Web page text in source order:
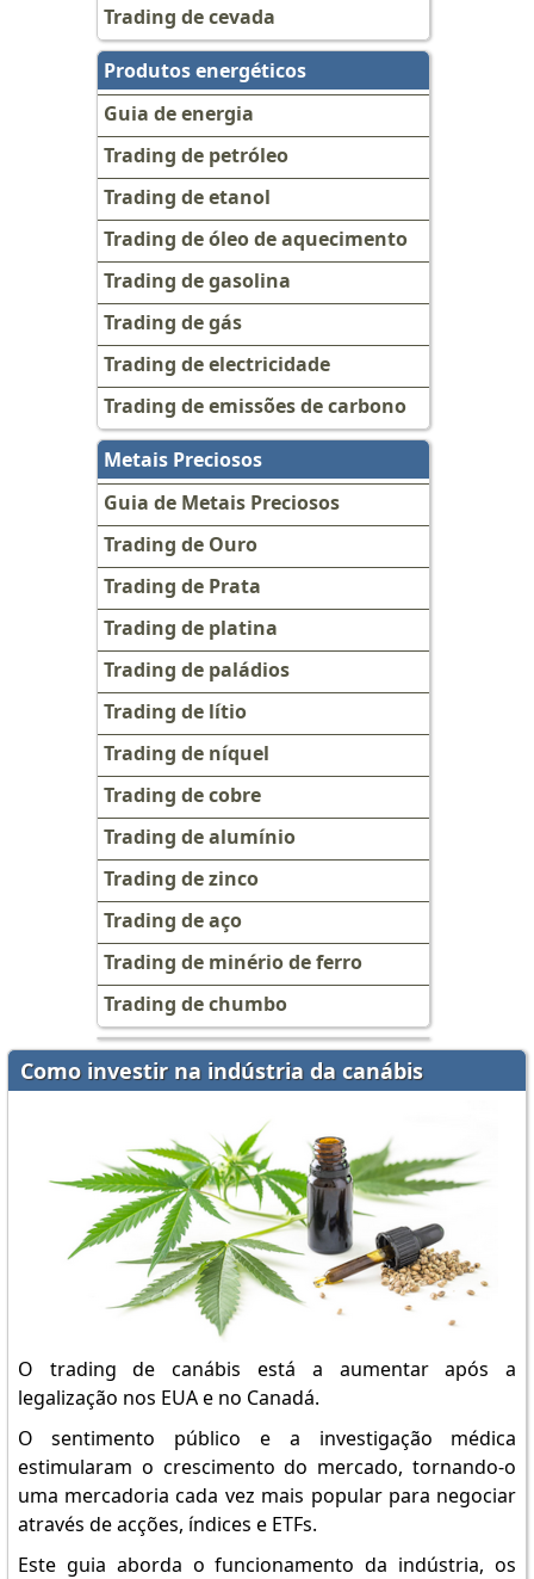
Trading de cevada
Produtos energéticos
Guia de energia
Trading de petróleo
Trading de etanol
Trading de óleo de aquecimento
Trading de gasolina
Trading de gás
Trading de electricidade
Trading de emissões de carbono
Metais Preciosos
Guia de Metais Preciosos
Trading de Ouro
Trading de Prata
Trading de platina
Trading de paládios
Trading de lítio
Trading de níquel
Trading de cobre
Trading de alumínio
Trading de zinco
Trading de aço
Trading de minério de ferro
Trading de chumbo
Como investir na indústria da canábis
O trading de canábis está a aumentar após a
legalização nos EUA e no Canadá.
O sentimento público e a investigação médica
estimularam o crescimento do mercado, tornando-o
uma mercadoria cada vez mais popular para negociar
através de acções, índices e ETFs.
Este guia aborda o funcionamento da indústria, os